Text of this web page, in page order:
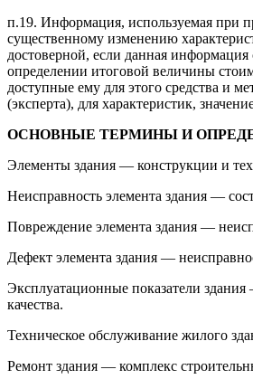
п.19. Информация, используемая при
существенному изменению
достоверной, если данная
определении итоговой величины
доступные ему для этого средства и
(эксперта), для характеристик,
ОСНОВНЫЕ ТЕРМИНЫ И
Элементы здания — конструкции и
Неисправность элемента здания —
Повреждение элемента здания —
Дефект элемента здания —
Эксплуатационные показатели
качества.
Техническое обслуживание жилого
Ремонт здания — комплекс